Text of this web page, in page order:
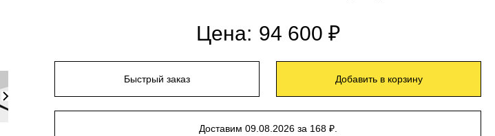
Цена: 94 600 ₽
Быстрый заказ Добавить в корзину
Доставим 09.08.2026 за 168 ₽.